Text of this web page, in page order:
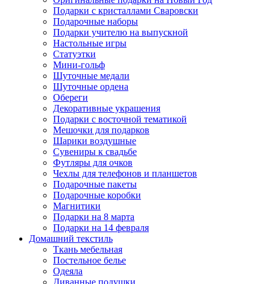
Подарки с кристаллами Сваровски
Подарочные наборы
Подарки учителю на выпускной
Настольные игры
Статуэтки
Мини-гольф
Шуточные медали
Шуточные ордена
Обереги
Декоративные украшения
Подарки с восточной тематикой
Мешочки для подарков
Шарики воздушные
Сувениры к свадьбе
Футляры для очков
Чехлы для телефонов и планшетов
Подарочные пакеты
Подарочные коробки
Магнитики
Подарки на 8 марта
Подарки на 14 февраля
Домашний текстиль
Ткань мебельная
Постельное белье
Одеяла
Диванные подушки